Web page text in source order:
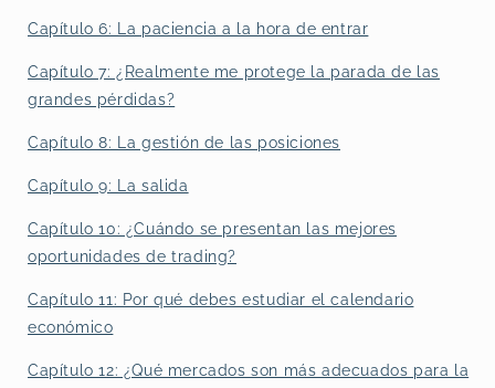
Capítulo 6: La paciencia a la hora de entrar
Capítulo 7: ¿Realmente me protege la parada de las
grandes pérdidas?
Capítulo 8: La gestión de las posiciones
Capítulo 9: La salida
Capítulo 10: ¿Cuándo se presentan las mejores
oportunidades de trading?
Capítulo 11: Por qué debes estudiar el calendario
económico
Capítulo 12: ¿Qué mercados son más adecuados para la